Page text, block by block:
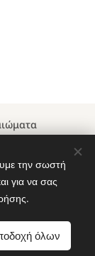
Cookies
την σωστή
για να σας
όλων